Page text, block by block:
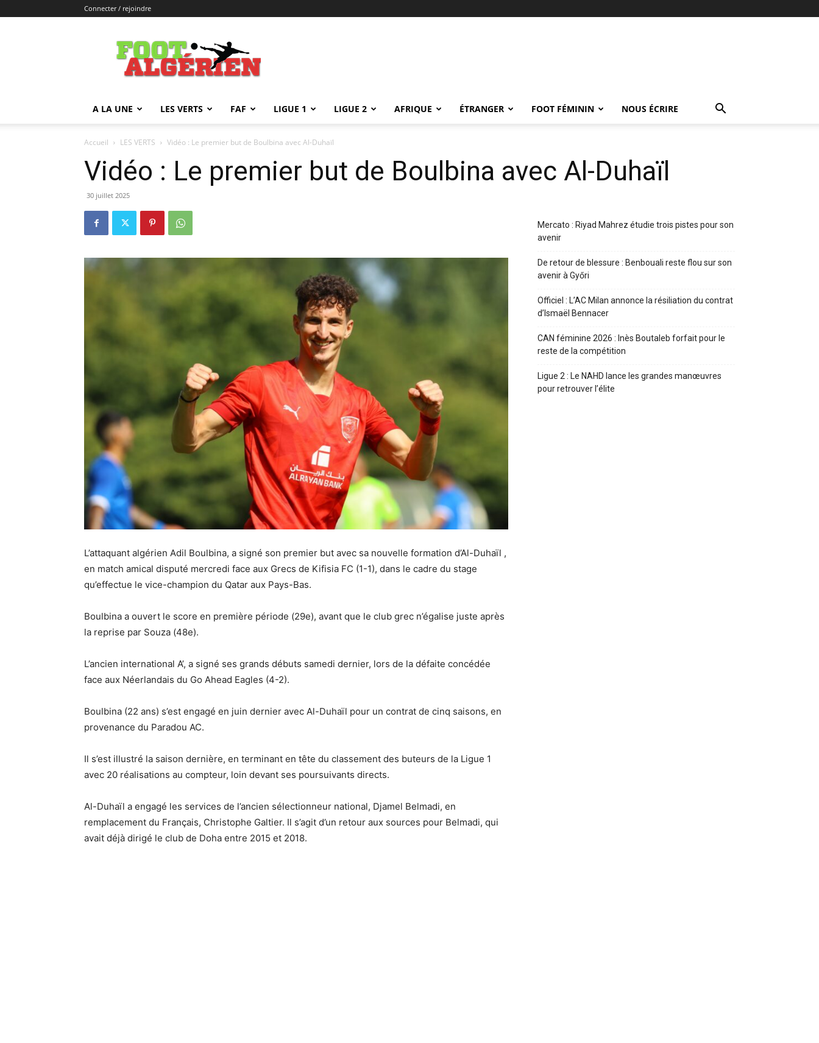
Connecter / rejoindre
FOOTALGERIEN
A LA UNE LES VERTS FAF LIGUE 1 LIGUE 2 AFRIQUE ÉTRANGER FOOT FÉMININ NOUS ÉCRIRE
Accueil LES VERTS Vidéo : Le premier but de Boulbina avec Al-Duhaïl
Vidéo : Le premier but de Boulbina avec Al-Duhaïl
30 juillet 2025
L’attaquant algérien Adil Boulbina, a signé son premier but avec sa nouvelle formation d’Al-Duhaïl ,
en match amical disputé mercredi face aux Grecs de Kifisia FC (1-1), dans le cadre du stage
qu’effectue le vice-champion du Qatar aux Pays-Bas.
Boulbina a ouvert le score en première période (29e), avant que le club grec n’égalise juste après
la reprise par Souza (48e).
L’ancien international A’, a signé ses grands débuts samedi dernier, lors de la défaite concédée
face aux Néerlandais du Go Ahead Eagles (4-2).
Boulbina (22 ans) s’est engagé en juin dernier avec Al-Duhaïl pour un contrat de cinq saisons, en
provenance du Paradou AC.
Il s’est illustré la saison dernière, en terminant en tête du classement des buteurs de la Ligue 1
avec 20 réalisations au compteur, loin devant ses poursuivants directs.
Al-Duhaïl a engagé les services de l’ancien sélectionneur national, Djamel Belmadi, en
remplacement du Français, Christophe Galtier. Il s’agit d’un retour aux sources pour Belmadi, qui
avait déjà dirigé le club de Doha entre 2015 et 2018.
Mercato : Riyad Mahrez étudie trois pistes pour son
avenir
De retour de blessure : Benbouali reste flou sur son
avenir à Győri
Officiel : L’AC Milan annonce la résiliation du contrat
d’Ismaël Bennacer
CAN féminine 2026 : Inès Boutaleb forfait pour le
reste de la compétition
Ligue 2 : Le NAHD lance les grandes manœuvres
pour retrouver l’élite